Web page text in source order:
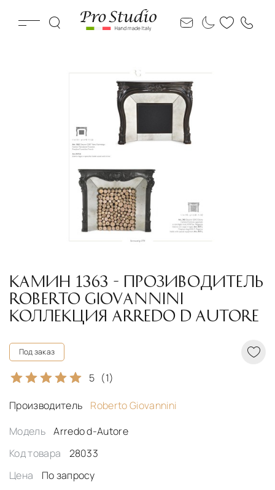
КАМИН 1363 - ПРОЗИВОДИТЕЛЬ
ROBERTO GIOVANNINI
КОЛЛЕКЦИЯ ARREDO D AUTORE
Под заказ
5 (1)
Производитель
Roberto Giovannini
Модель
Arredo d-Autore
Код товара
28033
Цена
По запросу